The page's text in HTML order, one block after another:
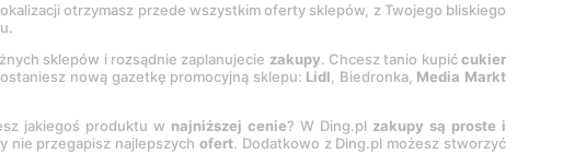
otrzymasz przede wszystkim oferty sklepów, z Twojego bliskiego
sklepów i rozsądnie zaplanujecie zakupy. Chcesz tanio kupićcukier
nową gazetkę promocyjną sklepu: Lidl, Biedronka, Media Markt
jakiegoś produktu w najniższej cenie? W Ding.pl zakupy są proste i
nie przegapisz najlepszychofert. Dodatkowo z Ding.pl możesz stworzyć